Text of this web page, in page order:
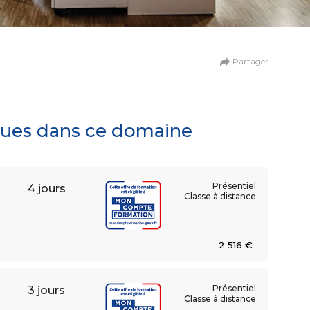
et collaboratif
Partager
dans ce domaine
2 516 €
4 jours
Présentiel
Classe à distance
3 jours
Présentiel
Classe à distance